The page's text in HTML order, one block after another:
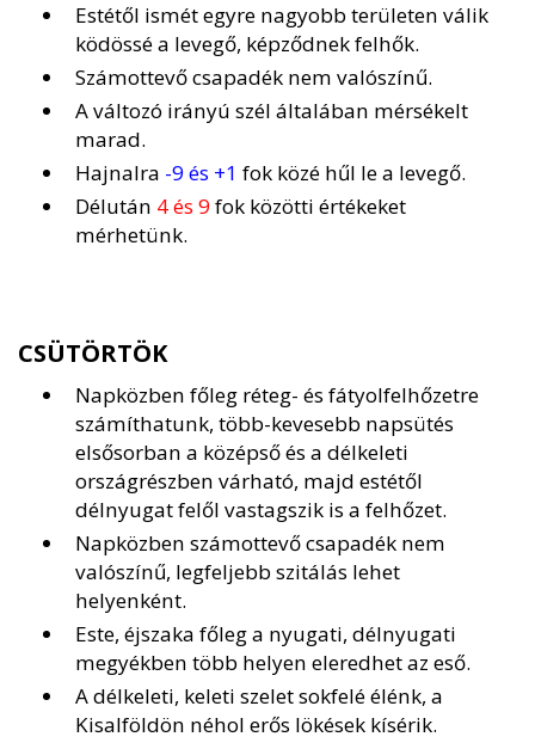
Estétől ismét egyre nagyobb területen válik
ködössé a levegő, képződnek felhők.
Számottevő csapadék nem valószínű.
A változó irányú szél általában mérsékelt
marad.
Hajnalra -9 és +1 fok közé hűl le a levegő.
Délután 4 és 9fok közötti értékeket
mérhetünk.
CSÜTÖRTÖK
Napközben főleg réteg- és fátyolfelhőzetre
számíthatunk, több-kevesebb napsütés
elsősorban a középső és a délkeleti
országrészben várható, majd estétől
délnyugat felől vastagszik is a felhőzet.
Napközben számottevő csapadék nem
valószínű, legfeljebb szitálás lehet
helyenként.
Este, éjszaka főleg a nyugati, délnyugati
megyékben több helyen eleredhet az eső.
A délkeleti, keleti szelet sokfelé élénk, a
Kisalföldön néhol erős lökések kísérik.